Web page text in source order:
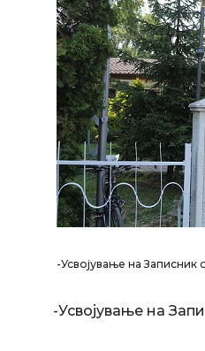
-Усвојување на
-Усвојување на